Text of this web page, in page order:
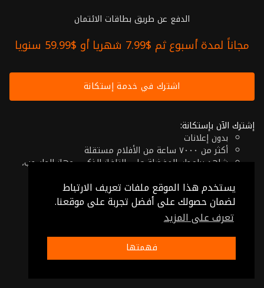
يستخدم هذا الموقع ملفات تعريف الارتباط
لضمان حصولك على أفضل تجربة على موقعنا.
تعرف على المزيد
فهمتها
الدفع عن طريق بطاقات الائتمان
مجاناً لمدة أسبوع ثم $7.99 شهريا أو $59.99 سنويا
اشترك في خدمة إستكانة
إشترك الآن بإستكانة:
بدون إعلانات
أكثر من ٧٠٠٠ ساعة من الأفلام مستقلة
شاهد برامجك المفضلة على التلفاز الذكي، جهاز الحاسوب،
إلغاء في أي وقت
فقط $7.99 شهريا أو $59.99 سنويا
شروط الإستخدام-